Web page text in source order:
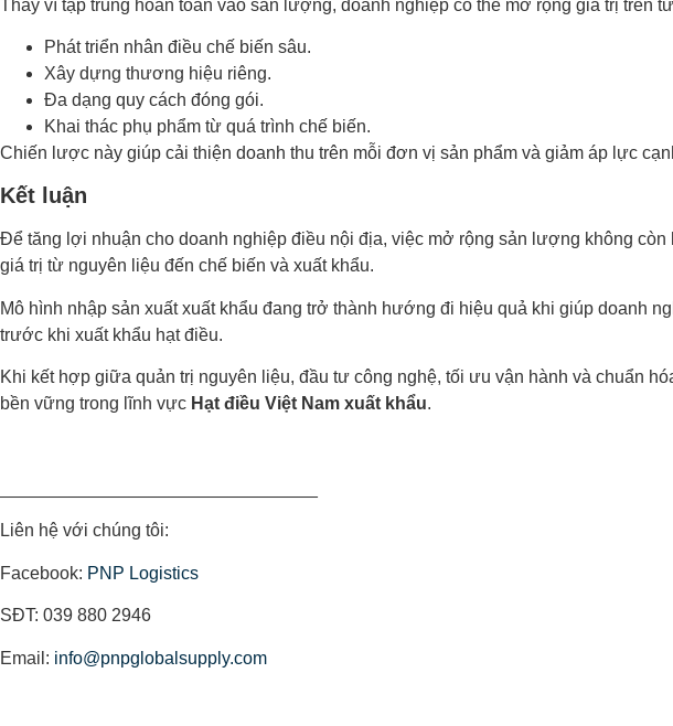
Thay vì tập trung hoàn toàn vào sản lượng, doanh nghiệp có thể mở rộng giá trị trên
Phát triển nhân điều chế biến sâu.
Xây dựng thương hiệu riêng.
Đa dạng quy cách đóng gói.
Khai thác phụ phẩm từ quá trình chế biến.
Chiến lược này giúp cải thiện doanh thu trên mỗi đơn vị sản phẩm và giảm áp lực
Kết luận
Để tăng lợi nhuận cho doanh nghiệp điều nội địa, việc mở rộng sản lượng không
giá trị từ nguyên liệu đến chế biến và xuất khẩu.
Mô hình nhập sản xuất xuất khẩu đang trở thành hướng đi hiệu quả khi giúp doanh
trước khi xuất khẩu hạt điều.
Khi kết hợp giữa quản trị nguyên liệu, đầu tư công nghệ, tối ưu vận hành và chuẩn
bền vững trong lĩnh vực Hạt điều Việt Nam xuất khẩu.
Liên hệ với chúng tôi:
Facebook: PNP Logistics
SĐT: 039 880 2946
Email: info@pnpglobalsupply.com